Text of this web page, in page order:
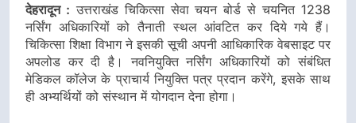
देहरादून : उत्तराखंड चिकित्सा सेवा चयन बोर्ड से चयनित 1238
नर्सिंग अधिकारियों को तैनाती स्थल आंवटित कर दिये गये हैं।
चिकित्सा शिक्षा विभाग ने इसकी सूची अपनी आधिकारिक वेबसाइट पर
अपलोड कर दी है। नवनियुक्ति नर्सिंग अधिकारियों को संबंधित
मेडिकल कॉलेज के प्राचार्य नियुक्ति पत्र प्रदान करेंगे, इसके साथ
ही अभ्यर्थियों को संस्थान में योगदान देना होगा।